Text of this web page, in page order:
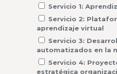
Servicio 1:
Servicio 2:
aprendizaje virtual
Servicio 3:
automatizados en la
Servicio 4:
estratégica